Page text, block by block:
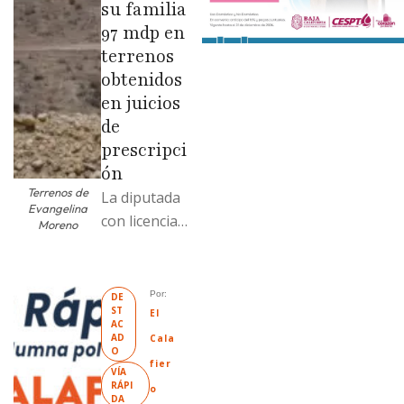
Terrenos de
Evangelina
Moreno
su familia
97 mdp en
terrenos
obtenidos
en juicios
de
prescripci
ón
La diputada
con licencia
antecedente
s de
prescripción
positiva; uno
fue
DE
ST
AC
AD
O
VÍA
RÁPI
DA
Por:
El
Cala
fier
o